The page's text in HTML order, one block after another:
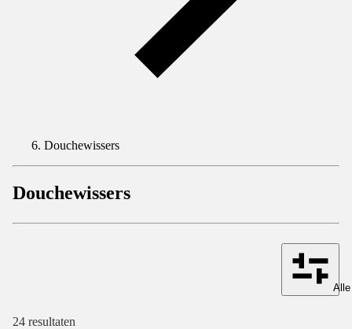
Douchewissers
Douchewissers
24 resultaten